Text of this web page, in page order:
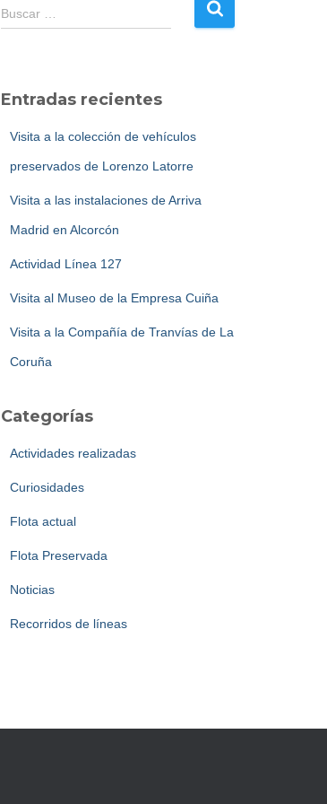
B
u
r
Buscar …
Entradas recientes
Visita a la colección de vehículos
preservados de Lorenzo Latorre
Visita a las instalaciones de Arriva
Madrid en Alcorcón
Actividad Línea 127
Visita al Museo de la Empresa Cuiña
Visita a la Compañía de Tranvías de La
Coruña
Categorías
Actividades realizadas
Curiosidades
Flota actual
Flota Preservada
Noticias
Recorridos de líneas